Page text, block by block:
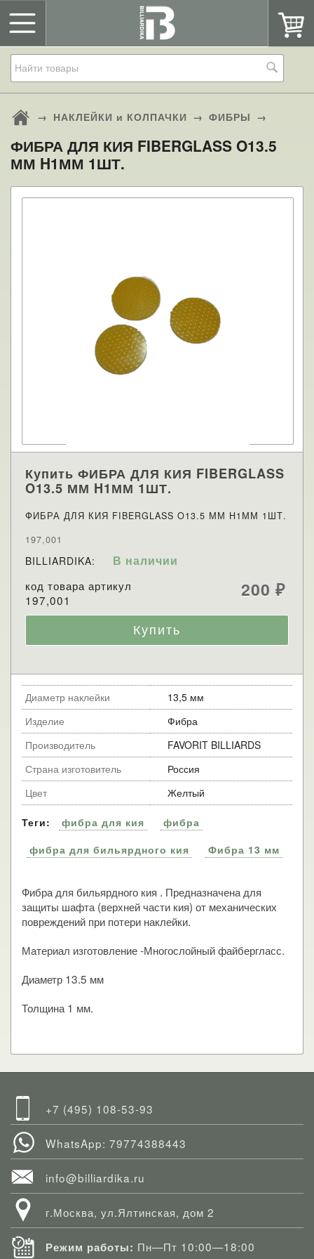
→ НАКЛЕЙКИ и КОЛПАЧКИ → ФИБРЫ →
ФИБРА ДЛЯ КИЯ FIBERGLASS O13.5
ММ H1ММ 1ШТ.
Купить ФИБРА ДЛЯ КИЯ FIBERGLASS
O13.5 ММ H1ММ 1ШТ.
ФИБРА ДЛЯ КИЯ FIBERGLASS O13.5 ММ H1ММ 1ШТ.
197,001
BILLIARDIKA: В наличии
код товара артикул
197,001
200 ₽
Диаметр наклейки
13,5 мм
Изделие
Фибра
Производитель
FAVORIT BILLIARDS
Страна изготовитель
Россия
Цвет
Желтый
Теги: фибра для кия
фибра
фибра для бильярдного кия
Фибра 13 мм
Фибра для бильярдного кия . Предназначена для
защиты шафта (верхней части кия) от механических
повреждений при потери наклейки.
Материал изготовление -Многослойный файбергласс.
Диаметр 13.5 мм
Толщина 1 мм.
+7 (495) 108-53-93
WhatsApp: 79774388443
info@billiardika.ru
г.Москва, ул.Ялтинская, дом 2
Режим работы: Пн—Пт 10:00—18:00